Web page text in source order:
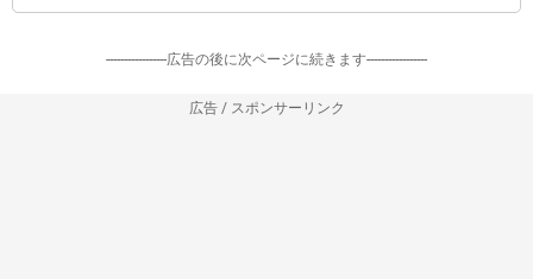
-----------------広告の後に次ページに続きます-----------------
広告 / スポンサーリンク